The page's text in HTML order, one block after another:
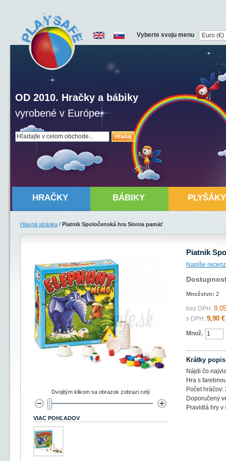
Hľadaj
OD 2010. Hračky a bábiky
vyrobené v Európe.
Vyberte svoju menu
HRAČKY BÁBIKY PLYŠÁKY
Hlavná stránka / Piatnik Spoločenská hra Slonia pamäť
Piatnik
Napíše
Množstvo: 2
bez DPH:
s DPH: 9,90 €
Množ.
Krátky popis
Nájdi čo
Hra s
Počet hráčov:
Doporučený
Pravidlá hry
Dvojitým klikom sa obrazok zobrazi celý
VIAC POHĽADOV